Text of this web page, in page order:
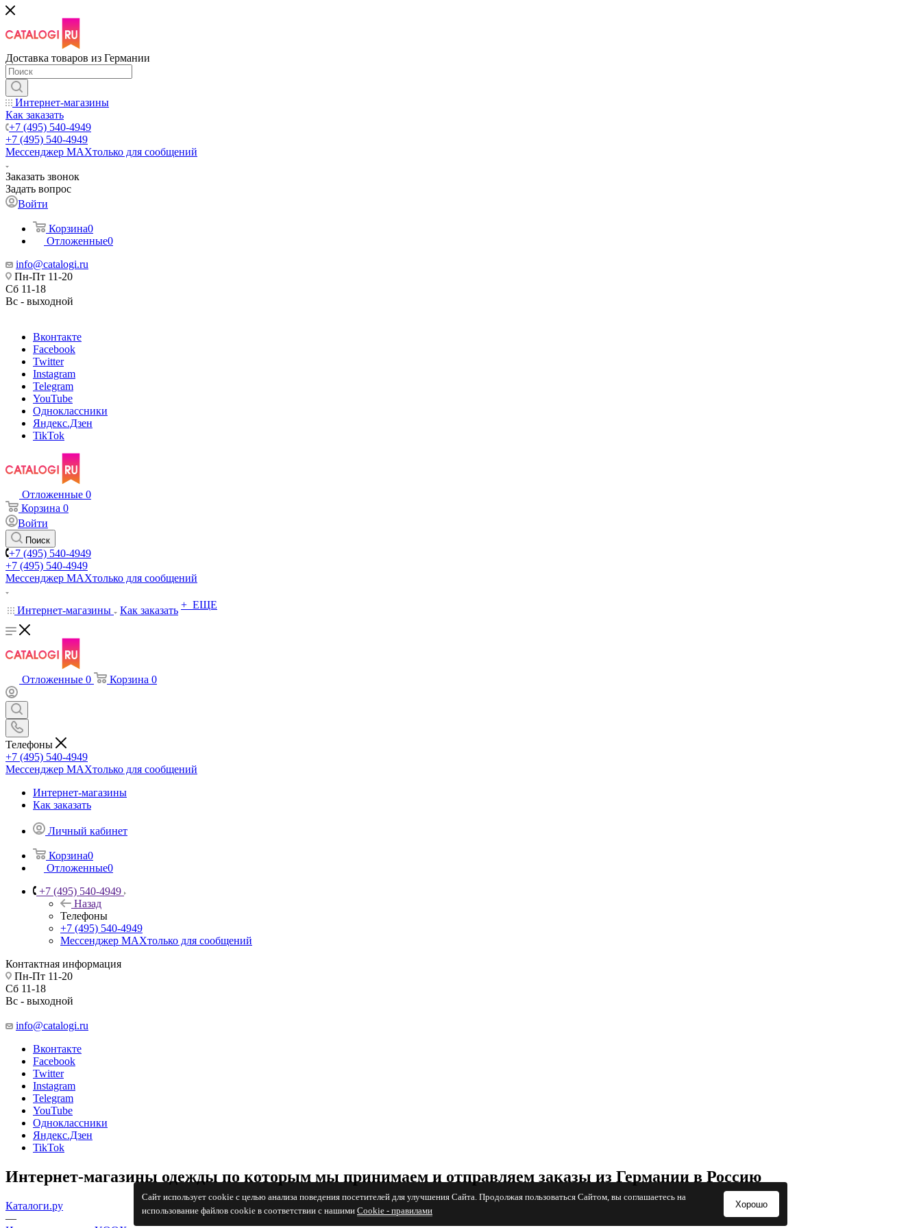
Сайт использует cookie с целью анализа поведения посетителей для улучшения Сайта. Продолжая пользоваться Сайтом, вы соглашаетесь на
использование файлов cookie в соответствии с нашими Cookiе - правилами
Хорошо
Доставка товаров из Германии
Интернет-магазины
Как заказать
+7 (495) 540-4949
+7 (495) 540-4949
Мессенджер МАХтолько для сообщений
Заказать звонок
Задать вопрос
Войти
Корзина0
Отложенные0
info@catalogi.ru
Пн-Пт 11-20
Сб 11-18
Вс - выходной
Вконтакте
Facebook
Twitter
Instagram
Telegram
YouTube
Одноклассники
Яндекс.Дзен
TikTok
Отложенные 0
Корзина 0
Войти
Поиск
+7 (495) 540-4949
+7 (495) 540-4949
Мессенджер МАХтолько для сообщений
Интернет-магазины Как заказать + ЕЩЕ
Отложенные 0 Корзина 0
Телефоны
+7 (495) 540-4949
Мессенджер МАХтолько для сообщений
Интернет-магазины
Как заказать
Личный кабинет
Корзина0
Отложенные0
+7 (495) 540-4949
Назад
Телефоны
+7 (495) 540-4949
Мессенджер МАХтолько для сообщений
Контактная информация
Пн-Пт 11-20
Сб 11-18
Вс - выходной
info@catalogi.ru
Вконтакте
Facebook
Twitter
Instagram
Telegram
YouTube
Одноклассники
Яндекс.Дзен
TikTok
Интернет-магазины одежды по которым мы принимаем и отправляем заказы из Германии в Россию
Каталоги.ру
—